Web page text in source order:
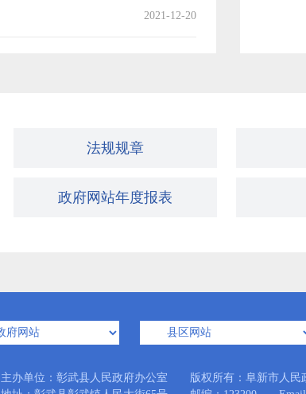
2021-12-20
彰武
彰武
彰武
法规规章
政府网站年度报表
主办单位：彰武县人民政府办公室 版权所有：阜新市人民